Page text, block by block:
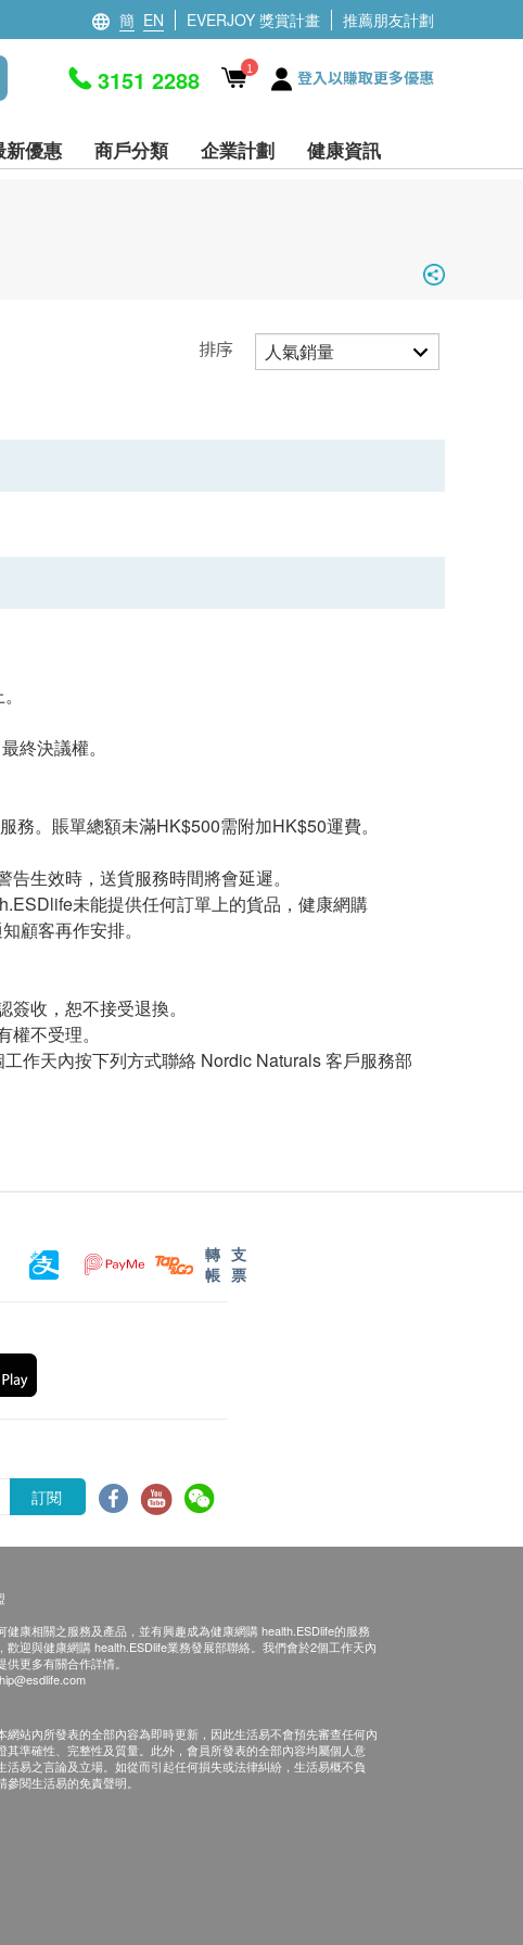
簡 EN EVERJOY 獎賞計畫 推薦朋友計劃
3151 2288 1 登入以賺取更多優惠
新優惠 商戶分類 企業計劃 健康資訊
排序
終決議權。
務。賬單總額未滿HK$500需附加HK$50運費。
生效時，送貨服務時間將會延遲。
未能提供任何訂單上的貨品，健康網購
顧客再作安排。
收，恕不接受退換。
不受理。
作天內按下列方式聯絡 Nordic Naturals 客戶服務部
轉
帳
支
票
訂閱
健康相關之服務及產品，並有興趣成為健康網購 health.ESDlife的服務
歡迎與健康網購 health.ESDlife業務發展部聯絡。我們會於2個工作天內
供更多有關合作詳情。
網站內所發表的全部內容為即時更新，因此生活易不會預先審查任何內
其準確性、完整性及質量。此外，會員所發表的全部內容均屬個人意
活易之言論及立場。如從而引起任何損失或法律糾紛，生活易概不負
閱生活易的免責聲明。